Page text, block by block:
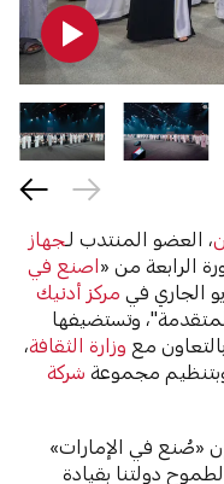
، العضو المنتدب لـجهاز
الرابعة من «اصنع في
مركز أدنيك
وتستضيفها
بالتعاون مع وزارة الثقافة،
مجموعة شركة
«صُنع في الإمارات»
دولتنا بقيادة